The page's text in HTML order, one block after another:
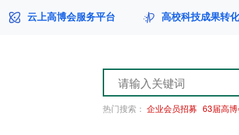
云上高博会服务平台 高校科技成果转
热门搜索： 企业会员招募 63届高